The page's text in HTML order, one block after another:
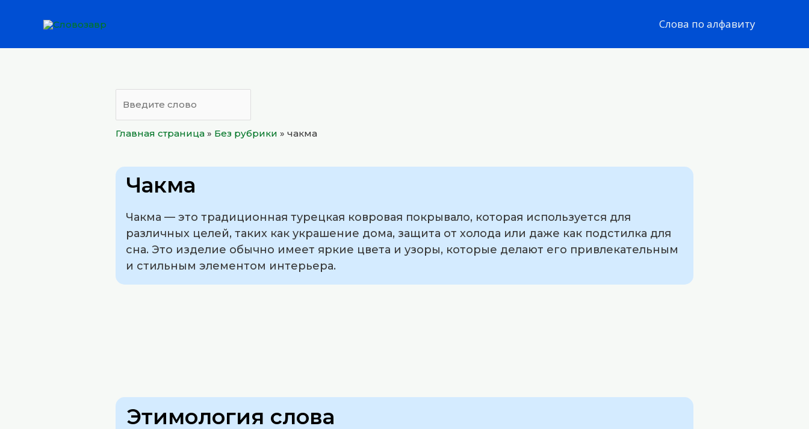
Слова по алфавиту
Главная страница » Без рубрики » чакма
Чакма
Чакма — это традиционная турецкая ковровая покрывало, которая используется для
различных целей, таких как украшение дома, защита от холода или даже как подстилка для
сна. Это изделие обычно имеет яркие цвета и узоры, которые делают его привлекательным
и стильным элементом интерьера.
Этимология слова